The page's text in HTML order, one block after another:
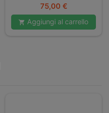
Prezzo
75,00 €
 Aggiungi al carrello